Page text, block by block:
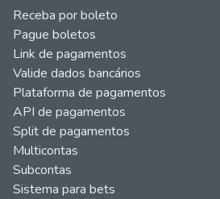
Receba por boleto
Pague boletos
Link de pagamentos
Valide dados bancários
Plataforma de pagamentos
API de pagamentos
Split de pagamentos
Multicontas
Subcontas
Sistema para bets